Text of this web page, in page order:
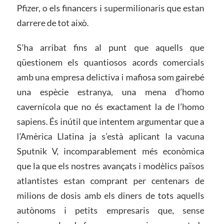
Pfizer, o els financers i supermilionaris que estan
darrere de tot això.
S’ha arribat fins al punt que aquells que
qüestionem els quantiosos acords comercials
amb una empresa delictiva i mafiosa som gairebé
una espècie estranya, una mena d’homo
cavernícola que no és exactament la de l’homo
sapiens. És inútil que intentem argumentar que a
l’Amèrica Llatina ja s’està aplicant la vacuna
Sputnik V, incomparablement més econòmica
que la que els nostres avançats i modèlics països
atlantistes estan comprant per centenars de
milions de dosis amb els diners de tots aquells
autònoms i petits empresaris que, sense